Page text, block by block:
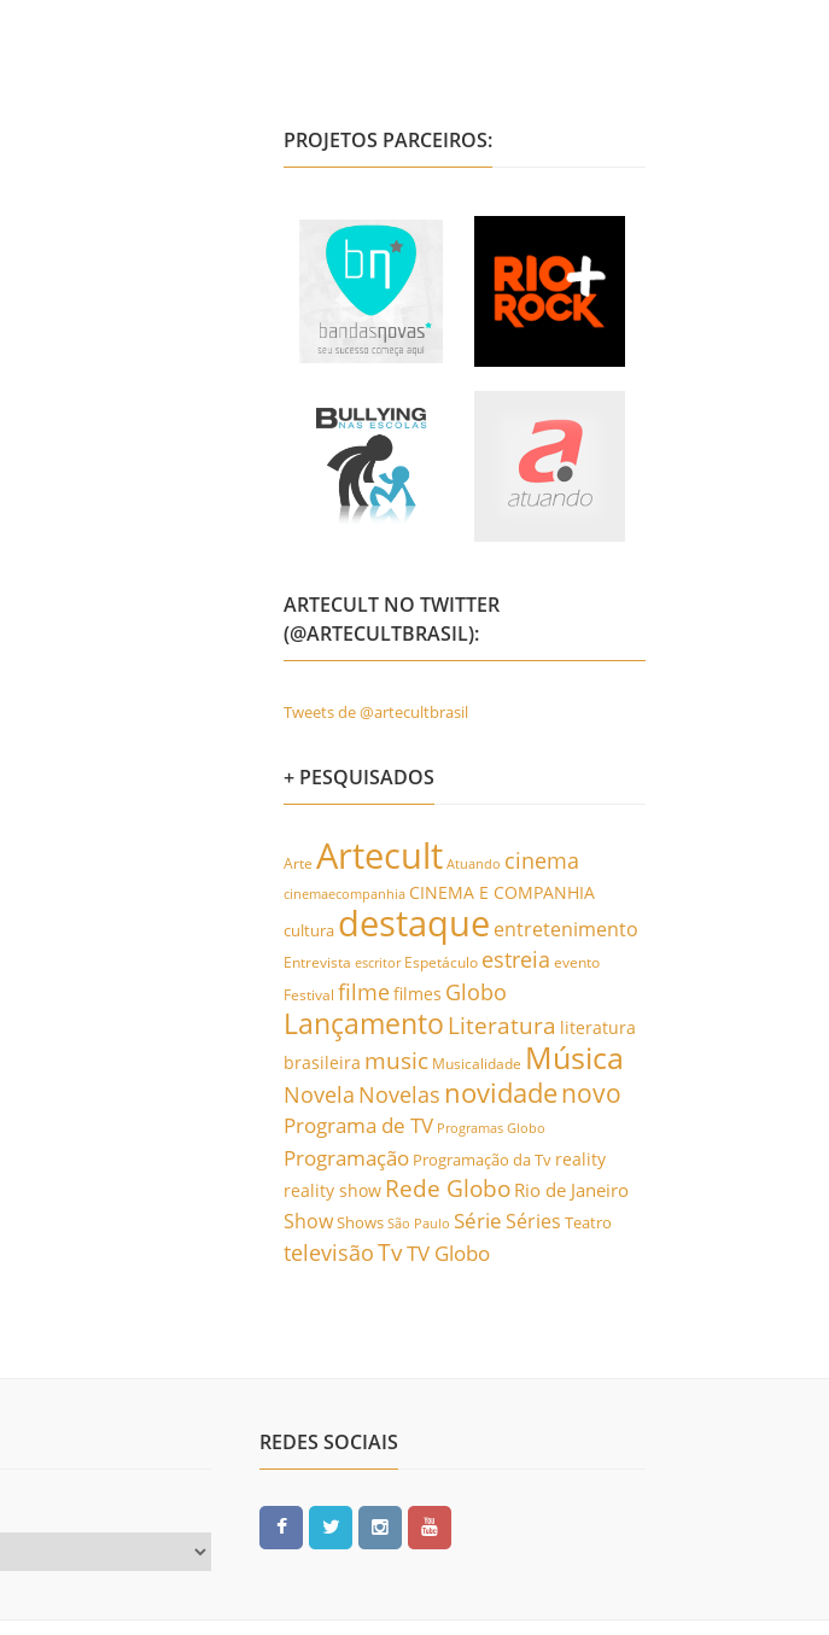
PROJETOS PARCEIROS:
ARTECULT NO TWITTER
(@ARTECULTBRASIL):
Tweets de @artecultbrasil
+ PESQUISADOS
Arte Artecult Atuando cinema
cinemaecompanhia CINEMA E COMPANHIA
cultura destaque entretenimento
Entrevista escritor Espetáculo estreia evento
Festival filmefilmes Globo
Lançamento Literatura literatura
brasileira music Musicalidade Música
Novela Novelas novidadenovo
Programa de TV Programas Globo
Programação Programação da Tv reality
reality show Rede Globo Rio de Janeiro
ShowShows São Paulo SérieSéries Teatro
televisãoTvTV Globo
REDES SOCIAIS